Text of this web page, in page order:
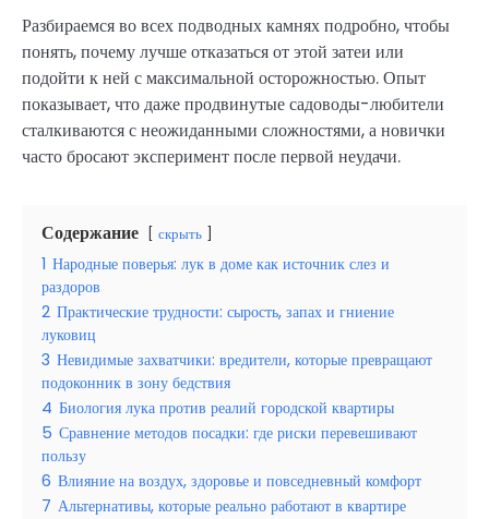
Разбираемся во всех подводных камнях подробно, чтобы
понять, почему лучше отказаться от этой затеи или
подойти к ней с максимальной осторожностью. Опыт
показывает, что даже продвинутые садоводы-любители
сталкиваются с неожиданными сложностями, а новички
часто бросают эксперимент после первой неудачи.
Содержание скрыть
1 Народные поверья: лук в доме как источник слез и
раздоров
2 Практические трудности: сырость, запах и гниение
луковиц
3 Невидимые захватчики: вредители, которые превращают
подоконник в зону бедствия
4 Биология лука против реалий городской квартиры
5 Сравнение методов посадки: где риски перевешивают
пользу
6 Влияние на воздух, здоровье и повседневный комфорт
7 Альтернативы, которые реально работают в квартире